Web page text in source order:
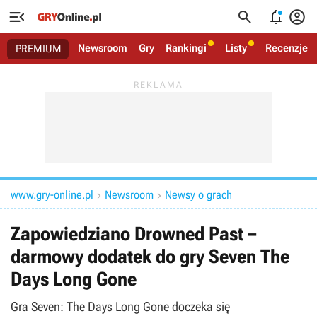
   
PREMIUM Newsroom Gry Rankingi Listy Recenzje
www.gry-online.pl  Newsroom  Newsy o grach
Zapowiedziano Drowned Past –
darmowy dodatek do gry Seven The
Days Long Gone
Gra Seven: The Days Long Gone doczeka się